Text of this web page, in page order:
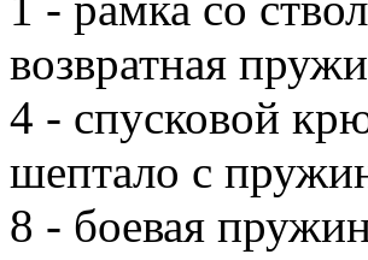
возвратная
4 - спусковой
шептало с
8 - боевая